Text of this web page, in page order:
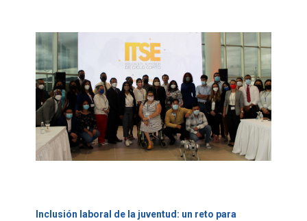
Click para leer más.
Inclusión laboral de la juventud: un reto para